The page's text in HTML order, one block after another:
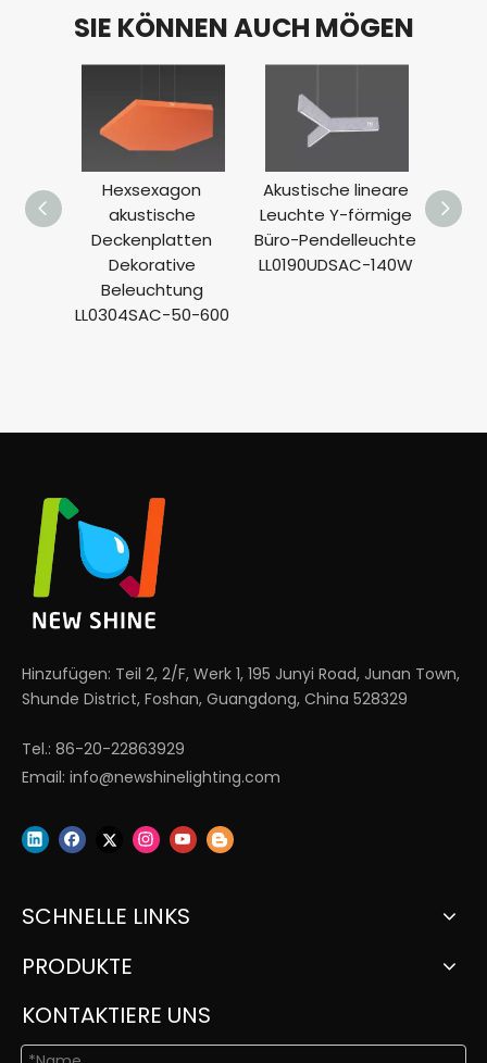
SIE KÖNNEN AUCH MÖGEN
Hexsexagon
akustische
Deckenplatten
Dekorative
Beleuchtung
LL0304SAC-50-600
Akustische lineare
Leuchte Y-förmige
Büro-Pendelleuchte
LL0190UDSAC-140W
Hinzufügen: Teil 2, 2/F, Werk 1, 195 Junyi Road, Junan Town,
Shunde District, Foshan, Guangdong, China 528329
Tel.: 86-20-22863929
Email: info@newshinelighting.com
SCHNELLE LINKS
PRODUKTE
KONTAKTIERE UNS